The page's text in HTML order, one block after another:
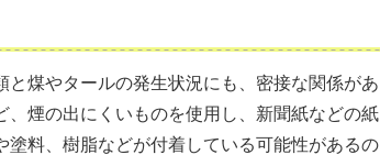
煤やタールの発生状況にも、密接な関係があ
煙の出にくいものを使用し、新聞紙などの紙
料、樹脂などが付着している可能性があるの